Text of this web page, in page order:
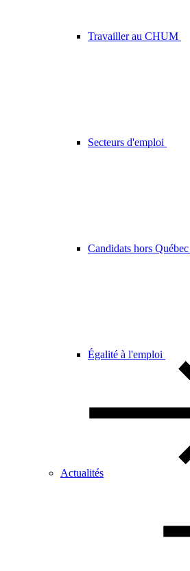
Travailler au CHUM
Secteurs d'emploi
Candidats hors Québec
Égalité à l'emploi
Actualités